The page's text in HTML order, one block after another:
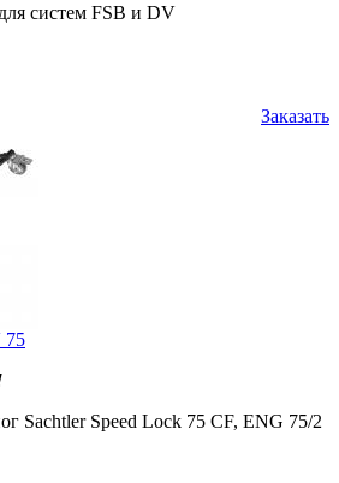
систем FSB и DV
Заказать
75
Sachtler Speed Lock 75 CF, ENG 75/2